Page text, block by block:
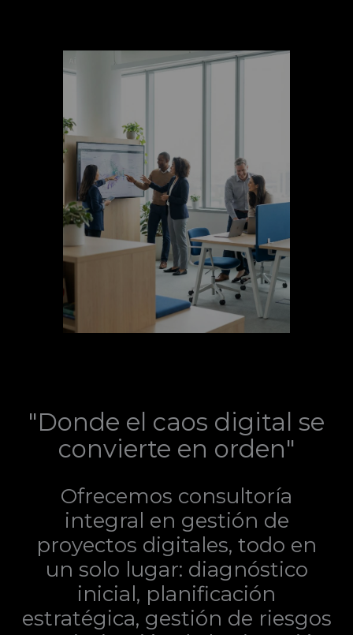
"Donde el caos digital se
convierte en orden"
Ofrecemos consultoría
integral en gestión de
proyectos digitales, todo en
un solo lugar: diagnóstico
inicial, planificación
estratégica, gestión de riesgos